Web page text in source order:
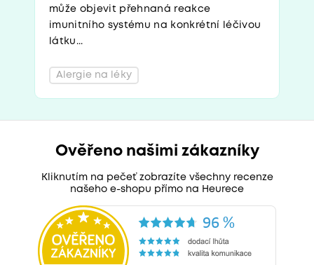
může objevit přehnaná reakce
imunitního systému na konkrétní léčivou
látku...
Alergie na léky
Ověřeno našimi zákazníky
Kliknutím na pečeť zobrazíte všechny recenze
našeho e-shopu přímo na Heurece